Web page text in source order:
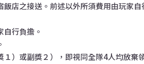
店之接送。前述以外所須費用由玩家
行負擔。
）或副獎２），即視同全隊4人均放棄